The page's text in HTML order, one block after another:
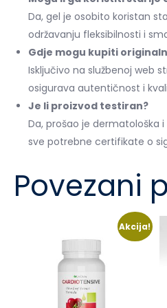
Da, gel je osobito koristan
održavanju fleksibilnosti i
Gdje mogu kupiti
Isključivo na službenoj web
osigurava autentičnost i
Je li proizvod testiran?
Da, prošao je dermatološka
sve potrebne certifikate o
Povezani
Akcija!